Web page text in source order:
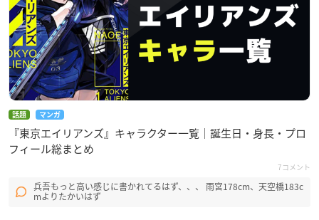
話題 マンガ
『東京エイリアンズ』キャラクター一覧｜誕生日・身長・プロ
フィール総まとめ
7コメント
兵吾もっと高い感じに書かれてるはず、、、 雨宮178cm、天空橋183c
mよりたかいはず